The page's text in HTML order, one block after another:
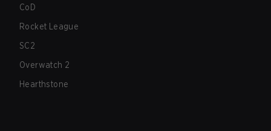
CoD
Rocket League
SC2
Overwatch 2
Hearthstone